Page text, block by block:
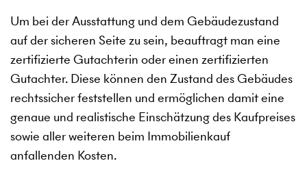
Um bei der Ausstattung und dem Gebäudezustand
auf der sicheren Seite zu sein, beauftragt man eine
zertifizierte Gutachterin oder einen zertifizierten
Gutachter. Diese können den Zustand des Gebäudes
rechtssicher feststellen und ermöglichen damit eine
genaue und realistische Einschätzung des Kaufpreises
sowie aller weiteren beim Immobilienkauf
anfallenden Kosten.